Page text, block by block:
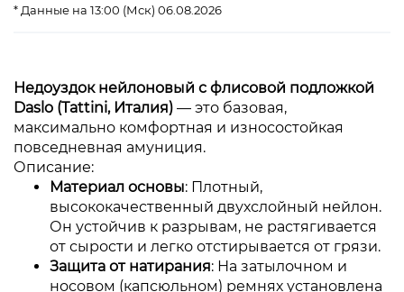
* Данные на 13:00 (Мск) 06.08.2026
Недоуздок нейлоновый с флисовой подложкой
Daslo (Tattini, Италия) — это базовая,
максимально комфортная и износостойкая
повседневная амуниция.
Описание:
Материал основы: Плотный,
высококачественный двухслойный нейлон.
Он устойчив к разрывам, не растягивается
от сырости и легко отстирывается от грязи.
Защита от натирания: На затылочном и
носовом (капсюльном) ремнях установлена